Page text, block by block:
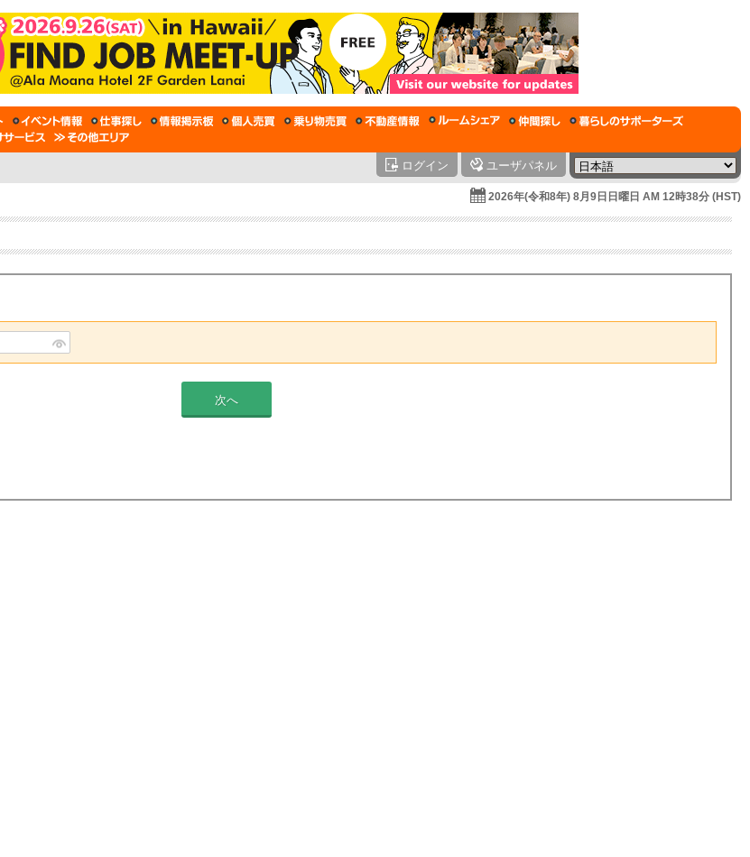
ログイン ユーザパネル
2026年(令和8年) 8月9日日曜日 AM 12時38分 (HST)